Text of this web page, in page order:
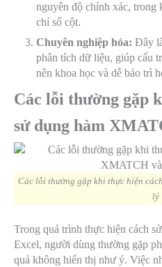
nguyên độ chính xác,
chỉ số cột.
Chuyên nghiệp hóa: Đây
phân tích dữ liệu, giúp cấu
nên khoa học và dễ bảo trì
Các lỗi thường gặp
sử dụng hàm
Các lỗi thường gặp khi thực hiện
lý
Trong quá trình thực hiện cách
Excel, người dùng thường gặp
quả không hiển thị như ý. Việc